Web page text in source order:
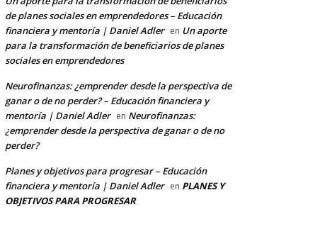
de planes sociales en emprendedores – Educación
financiera y mentoría | Daniel Adler en Un aporte
para la transformación de beneficiarios de planes
sociales en emprendedores
Neurofinanzas: ¿emprender desde la perspectiva de
ganar o de no perder? – Educación financiera y
mentoría | Daniel Adler en Neurofinanzas:
¿emprender desde la perspectiva de ganar o de no
perder?
Planes y objetivos para progresar – Educación
financiera y mentoría | Daniel Adler en PLANES Y
OBJETIVOS PARA PROGRESAR